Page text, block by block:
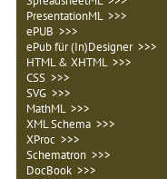
PresentationML >>>
ePUB >>>
ePub für (In)Designer >>>
HTML & XHTML >>>
CSS >>>
SVG >>>
MathML >>>
XML Schema >>>
XProc >>>
Schematron >>>
DocBook >>>